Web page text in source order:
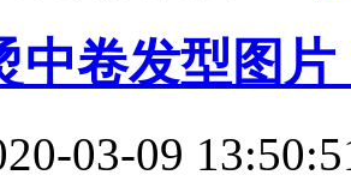
中卷发型图
03-09